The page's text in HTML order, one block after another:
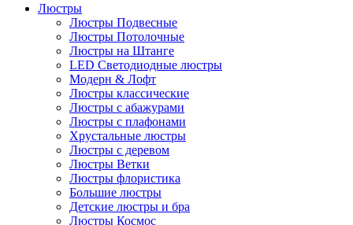
Люстры
Люстры Подвесные
Люстры Потолочные
Люстры на Штанге
LED Светодиодные люстры
Модерн & Лофт
Люстры классические
Люстры с абажурами
Люстры с плафонами
Хрустальные люстры
Люстры с деревом
Люстры Ветки
Люстры флористика
Большие люстры
Детские люстры и бра
Люстры Космос